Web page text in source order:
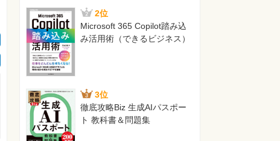
2位
Microsoft 365 Copilot踏み込
み活用術（できるビジネス）
3位
徹底攻略Biz 生成AIパスポー
ト 教科書＆問題集